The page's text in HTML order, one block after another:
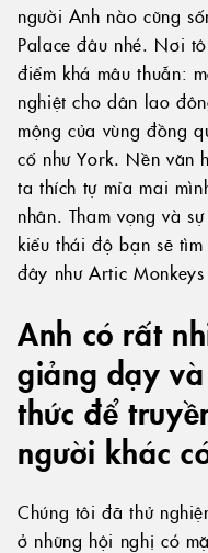
người Anh nào cũng
Palace đâu nhé. Nơi
điểm khá mâu thuẫn:
nghiệt cho dân lao
mộng của vùng đồng
cổ như York. Nền văn
ta thích tự mỉa mai
nhân. Tham vọng và
kiểu thái độ bạn sẽ
đây như Artic
Anh có rất
giảng dạy
thức để
người khác
Chúng tôi đã thử
ở những hội nghị có